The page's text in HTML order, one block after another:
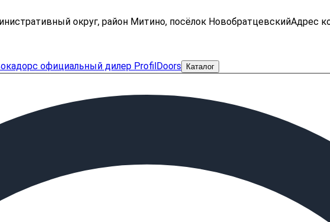
округ, район Митино, посёлок НовобратцевскийАдрес
Каталог